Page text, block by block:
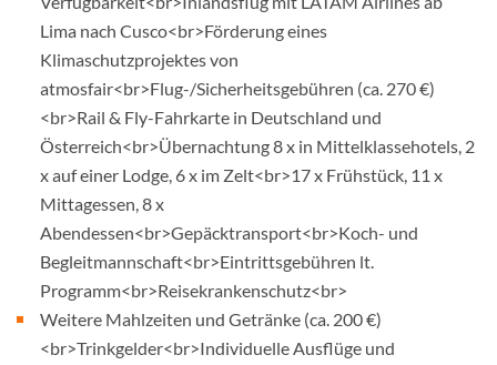
Lima nach Cusco<br>Förderung eines
Klimaschutzprojektes von
atmosfair<br>Flug-/Sicherheitsgebühren (ca. 270 €)
<br>Rail & Fly-Fahrkarte in Deutschland und
Österreich<br>Übernachtung 8 x in Mittelklassehotels, 2
x auf einer Lodge, 6 x im Zelt<br>17 x Frühstück, 11 x
Mittagessen, 8 x
Abendessen<br>Gepäcktransport<br>Koch- und
Begleitmannschaft<br>Eintrittsgebühren lt.
Programm<br>Reisekrankenschutz<br>
Weitere Mahlzeiten und Getränke (ca. 200 €)
<br>Trinkgelder<br>Individuelle Ausflüge und